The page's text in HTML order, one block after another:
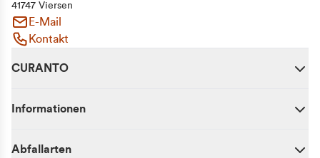
41747 Viersen
E-Mail
Kontakt
CURANTO
Informationen
Abfallarten